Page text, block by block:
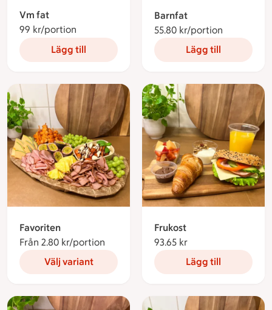
Vm fat
99 kr/portion 99 kronor per portion
Lägg till
Barnfat
55.80 kr/portion
Lägg till
Favoriten
Från 2.80 kr/portion Från 2.80 kronor per portion
Välj variant
Frukost
93.65 kr
Lägg till